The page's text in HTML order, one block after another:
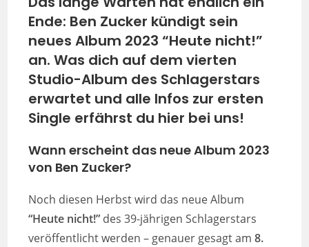
Ende: Ben Zucker kündigt sein
neues Album 2023 “Heute nicht!”
an. Was dich auf dem vierten
Studio-Album des Schlagerstars
erwartet und alle Infos zur ersten
Single erfährst du hier bei uns!
Wann erscheint das neue Album 2023
von Ben Zucker?
Noch diesen Herbst wird das neue Album
“Heute nicht!” des 39-jährigen Schlagerstars
veröffentlicht werden – genauer gesagt am8.